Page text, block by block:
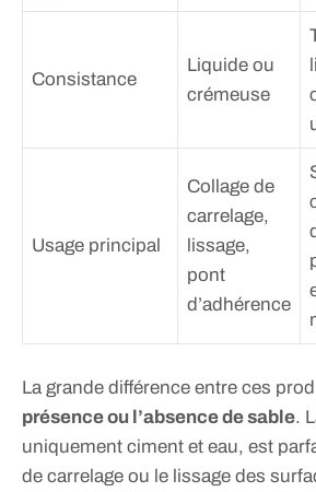
Consistance
Liquide ou
crémeuse
Usage principal
Collage de
carrelage,
lissage,
pont
d’adhérence
La grande différence entre ces
présence ou l’absence de sable.
uniquement ciment et eau, est
de carrelage ou le lissage des